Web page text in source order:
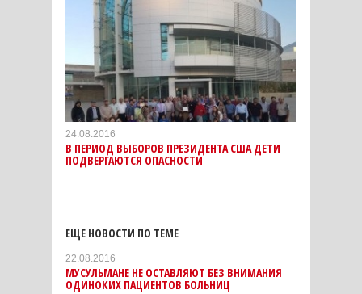
24.08.2016
В ПЕРИОД ВЫБОРОВ ПРЕЗИДЕНТА США ДЕТИ
ПОДВЕРГАЮТСЯ ОПАСНОСТИ
ЕЩЕ НОВОСТИ ПО ТЕМЕ
22.08.2016
МУСУЛЬМАНЕ НЕ ОСТАВЛЯЮТ БЕЗ ВНИМАНИЯ
ОДИНОКИХ ПАЦИЕНТОВ БОЛЬНИЦ